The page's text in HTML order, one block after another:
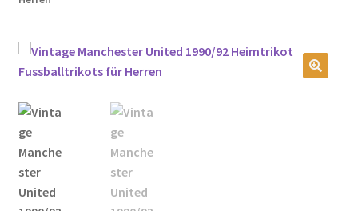
Kontaktiere uns
Mein Konto
Shop
Startseite – English